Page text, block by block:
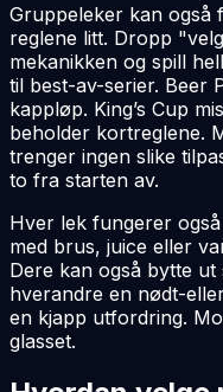
Gruppeleker kan også
reglene litt. Dropp
mekanikken og spill
til best-av-serier. Beer
kappløp. King’s Cup
beholder kortreglene.
trenger ingen slike
to fra starten av.
Hver lek fungerer
med brus, juice eller
Dere kan også bytte
hverandre en nødt-
en kjapp utfordring.
glasset.